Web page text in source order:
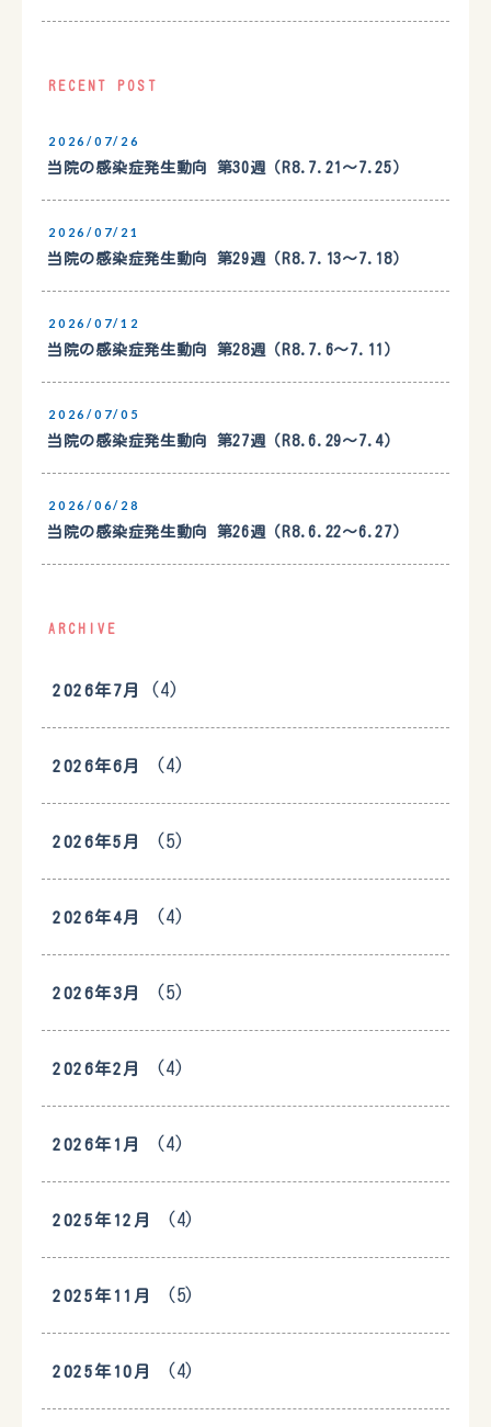
RECENT POST
2026/07/26
当院の感染症発生動向 第30週（R8.7.21〜7.25）
2026/07/21
当院の感染症発生動向 第29週（R8.7.13〜7.18）
2026/07/12
当院の感染症発生動向 第28週（R8.7.6〜7.11）
2026/07/05
当院の感染症発生動向 第27週（R8.6.29〜7.4）
2026/06/28
当院の感染症発生動向 第26週（R8.6.22〜6.27）
ARCHIVE
2026年7月 (4)
2026年6月 (4)
2026年5月 (5)
2026年4月 (4)
2026年3月 (5)
2026年2月 (4)
2026年1月 (4)
2025年12月 (4)
2025年11月 (5)
2025年10月 (4)